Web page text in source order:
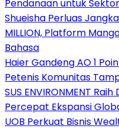
Pendanaan untuk
Shueisha Perluas
MILLION, Platform
Bahasa
Haier Gandeng AO 1
Petenis Komunitas
SUS ENVIRONMENT
Percepat Ekspansi
UOB Perkuat Bisnis